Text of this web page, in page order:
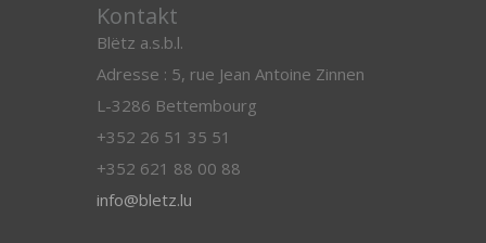
Kontakt
Blëtz a.s.b.l.
Adresse : 5, rue Jean Antoine Zinnen
L-3286 Bettembourg
+352 26 51 35 51
+352 621 88 00 88
info@bletz.lu